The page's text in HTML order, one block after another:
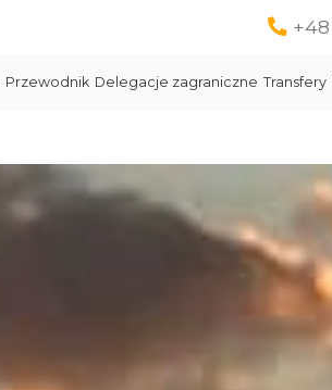
Przewodnik Delegacje zagraniczne Transfery